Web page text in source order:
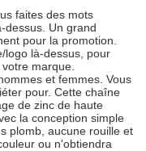
faites des mots
dessus. Un grand
pour la promotion.
logo là-dessus, pour
marque.
et femmes. Vous
pour. Cette chaîne
de zinc de haute
la conception simple
plomb, aucune rouille et
ou n'obtiendra